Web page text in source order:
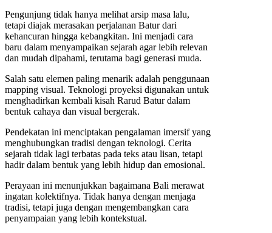
Pengunjung tidak hanya melihat arsip masa lalu,
tetapi diajak merasakan perjalanan Batur dari
kehancuran hingga kebangkitan. Ini menjadi cara
baru dalam menyampaikan sejarah agar lebih relevan
dan mudah dipahami, terutama bagi generasi muda.
Salah satu elemen paling menarik adalah penggunaan
mapping visual. Teknologi proyeksi digunakan untuk
menghadirkan kembali kisah Rarud Batur dalam
bentuk cahaya dan visual bergerak.
Pendekatan ini menciptakan pengalaman imersif yang
menghubungkan tradisi dengan teknologi. Cerita
sejarah tidak lagi terbatas pada teks atau lisan, tetapi
hadir dalam bentuk yang lebih hidup dan emosional.
Perayaan ini menunjukkan bagaimana Bali merawat
ingatan kolektifnya. Tidak hanya dengan menjaga
tradisi, tetapi juga dengan mengembangkan cara
penyampaian yang lebih kontekstual.